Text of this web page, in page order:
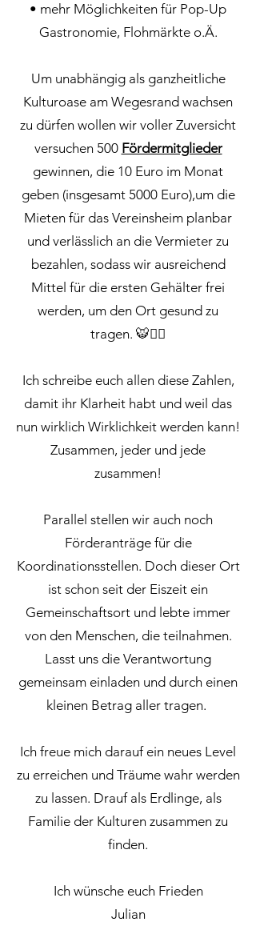
• mehr Möglichkeiten für Pop-Up
Gastronomie, Flohmärkte o.Ä.
Um unabhängig als ganzheitliche
Kulturoase am Wegesrand wachsen
zu dürfen wollen wir voller Zuversicht
versuchen 500 Fördermitglieder
gewinnen, die 10 Euro im Monat
geben (insgesamt 5000 Euro),um die
Mieten für das Vereinsheim planbar
und verlässlich an die Vermieter zu
bezahlen, sodass wir ausreichend
Mittel für die ersten Gehälter frei
werden, um den Ort gesund zu
tragen. 🐯❤️‍🔥
Ich schreibe euch allen diese Zahlen,
damit ihr Klarheit habt und weil das
nun wirklich Wirklichkeit werden kann!
Zusammen, jeder und jede
zusammen!
Parallel stellen wir auch noch
Förderanträge für die
Koordinationsstellen. Doch dieser Ort
ist schon seit der Eiszeit ein
Gemeinschaftsort und lebte immer
von den Menschen, die teilnahmen.
Lasst uns die Verantwortung
gemeinsam einladen und durch einen
kleinen Betrag aller tragen.
Ich freue mich darauf ein neues Level
zu erreichen und Träume wahr werden
zu lassen. Drauf als Erdlinge, als
Familie der Kulturen zusammen zu
finden.
Ich wünsche euch Frieden
Julian